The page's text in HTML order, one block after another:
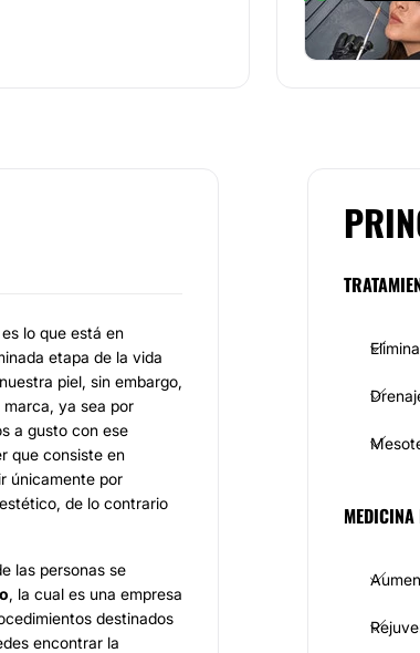
lo que está en
etapa de la vida
piel, sin embargo,
marca, ya sea por
a gusto con ese
que consiste en
únicamente por
de lo contrario
las personas se
, la cual es una empresa
destinados
encontrar la
MEDICINA